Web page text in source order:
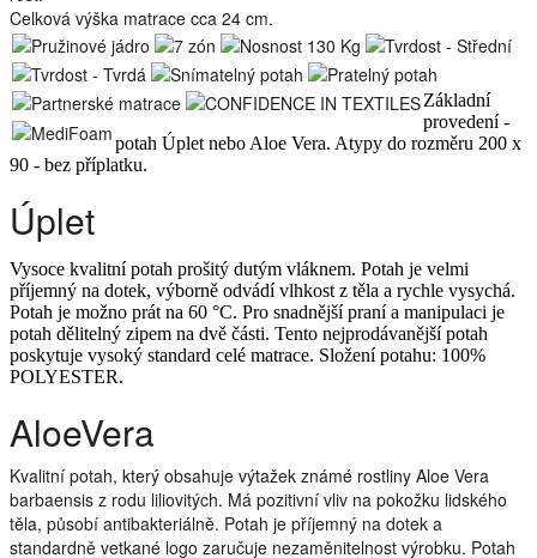
Celková výška matrace cca 24 cm.
Základní
provedení -
potah Úplet nebo Aloe Vera. Atypy do rozměru 200 x
90 - bez příplatku.
Úplet
Vysoce kvalitní potah prošitý dutým vláknem. Potah je velmi
příjemný na dotek, výborně odvádí vlhkost z těla a rychle vysychá.
Potah je možno prát na 60 °C. Pro snadnější praní a manipulaci je
potah dělitelný zipem na dvě části. Tento nejprodávanější potah
poskytuje vysoký standard celé matrace. Složení potahu: 100%
POLYESTER.
AloeVera
Kvalitní potah, který obsahuje výtažek známé rostliny Aloe Vera
barbaensis z rodu liliovitých. Má pozitivní vliv na pokožku lidského
těla, působí antibakteriálně. Potah je příjemný na dotek a
standardně vetkané logo zaručuje nezaměnitelnost výrobku. Potah